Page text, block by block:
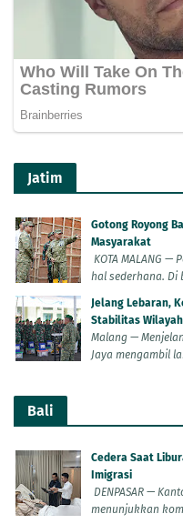
Jatim
Gotong Royong
Masyarakat
KOTA MALANG
hal sederhana. Di
Jelang Lebaran,
Stabilitas Wilayah
Malang —
Jaya mengambil
Bali
Cedera Saat
Imigrasi
DENPASAR —
menunjukkan